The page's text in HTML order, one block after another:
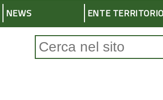
NEWS ENTE TERRITORIO